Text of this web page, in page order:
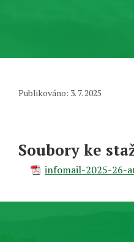
Publikováno: 3. 7. 2025
Soubory ke
infomail-2025-26-